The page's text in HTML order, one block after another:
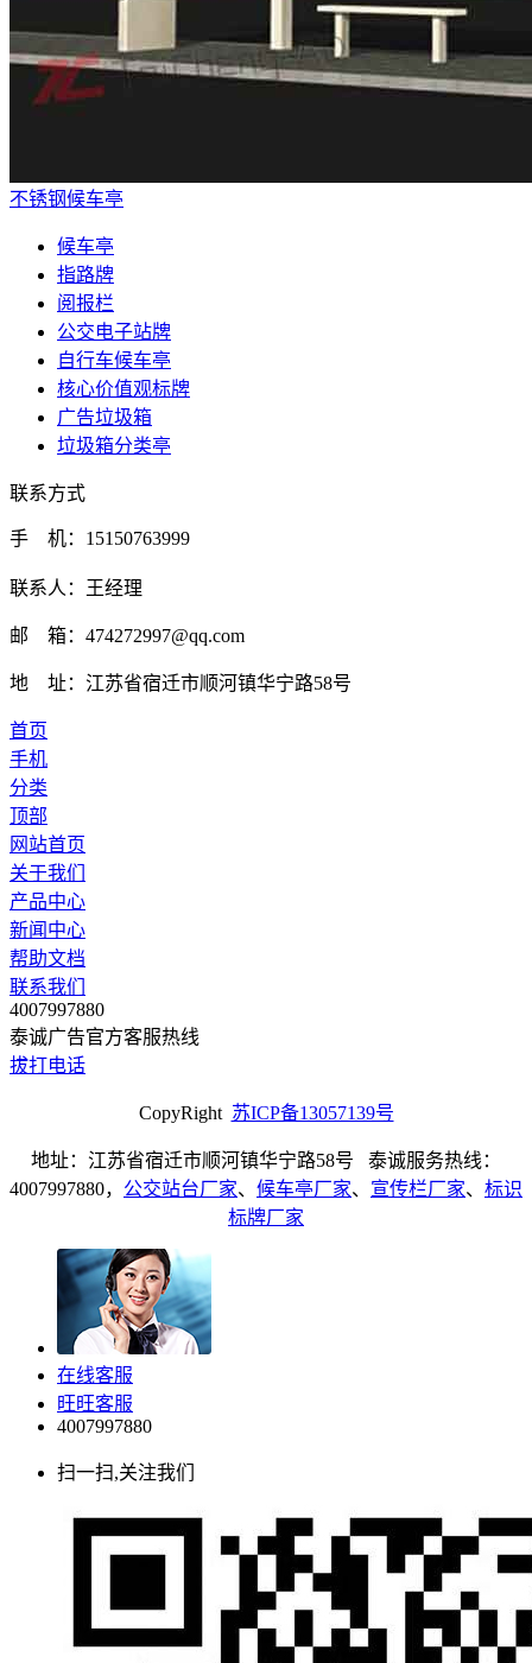
不锈钢候车亭
候车亭
指路牌
阅报栏
公交电子站牌
自行车候车亭
核心价值观标牌
广告垃圾箱
垃圾箱分类亭
联系方式
手 机：15150763999
联系人：王经理
邮 箱：474272997@qq.com
地 址：江苏省宿迁市顺河镇华宁路58号
首页
手机
分类
顶部
网站首页
关于我们
产品中心
新闻中心
帮助文档
联系我们
4007997880
泰诚广告官方客服热线
拔打电话
CopyRight 苏ICP备13057139号
地址：江苏省宿迁市顺河镇华宁路58号 泰诚服务热线：
4007997880， 公交站台厂家、 候车亭厂家、 宣传栏厂家、 标识
标牌厂家
在线客服
旺旺客服
4007997880
扫一扫,关注我们